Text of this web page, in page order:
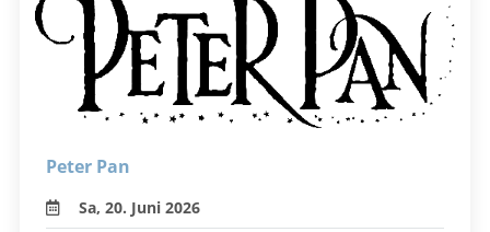
Peter Pan
Sa, 20. Juni 2026